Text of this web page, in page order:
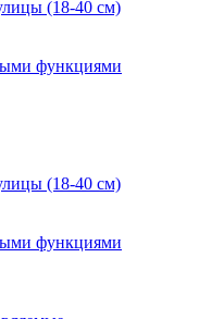
(18-40 см)
функциями
(18-40 см)
функциями